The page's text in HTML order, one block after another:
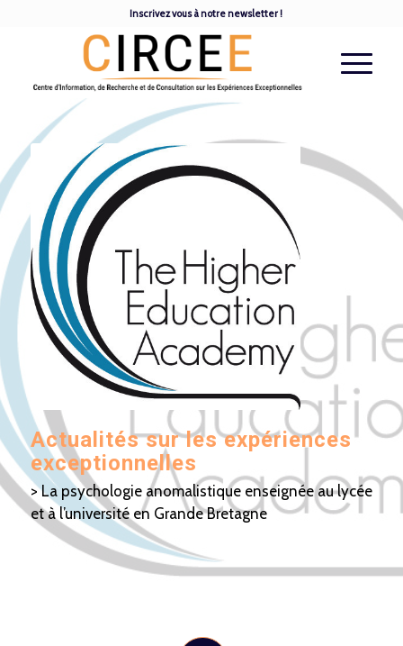
Inscrivez vous à notre newsletter !
Actualités sur les expériences
exceptionnelles
> La psychologie anomalistique enseignée au lycée
et à l’université en Grande Bretagne